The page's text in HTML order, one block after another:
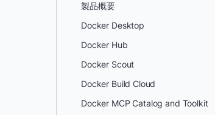
製品概要
Docker Desktop
Docker Hub
Docker Scout
Docker Build Cloud
Docker MCP Catalog and Toolkit